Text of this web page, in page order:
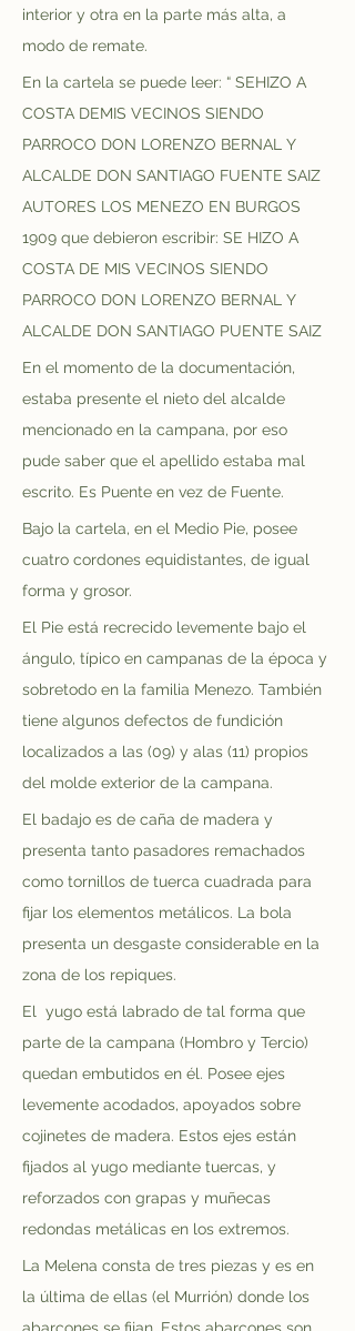
interior y otra en la parte más alta, a
modo de remate.
En la cartela se puede leer: “ SEHIZO A
COSTA DEMIS VECINOS SIENDO
PARROCO DON LORENZO BERNAL Y
ALCALDE DON SANTIAGO FUENTE SAIZ
AUTORES LOS MENEZO EN BURGOS
1909 que debieron escribir: SE HIZO A
COSTA DE MIS VECINOS SIENDO
PARROCO DON LORENZO BERNAL Y
ALCALDE DON SANTIAGO PUENTE SAIZ
En el momento de la documentación,
estaba presente el nieto del alcalde
mencionado en la campana, por eso
pude saber que el apellido estaba mal
escrito. Es Puente en vez de Fuente.
Bajo la cartela, en el Medio Pie, posee
cuatro cordones equidistantes, de igual
forma y grosor.
El Pie está recrecido levemente bajo el
ángulo, típico en campanas de la época y
sobretodo en la familia Menezo. También
tiene algunos defectos de fundición
localizados a las (09) y alas (11) propios
del molde exterior de la campana.
El badajo es de caña de madera y
presenta tanto pasadores remachados
como tornillos de tuerca cuadrada para
fijar los elementos metálicos. La bola
presenta un desgaste considerable en la
zona de los repiques.
El  yugo está labrado de tal forma que
parte de la campana (Hombro y Tercio)
quedan embutidos en él. Posee ejes
levemente acodados, apoyados sobre
cojinetes de madera. Estos ejes están
fijados al yugo mediante tuercas, y
reforzados con grapas y muñecas
redondas metálicas en los extremos.
La Melena consta de tres piezas y es en
la última de ellas (el Murrión) donde los